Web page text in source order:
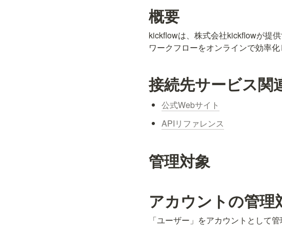
概要
kickflowは、株式会社kickflowが提
ワークフローをオンラインで効率
接続先サービス関
公式Webサイト
APIリファレンス
管理対象
アカウントの管理
「ユーザー」をアカウントとして管